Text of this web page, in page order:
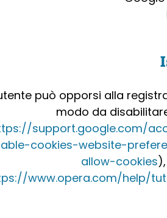
può opporsi alla
modo da
support.google.com/
cookies-website-
allow-cookies
www.opera.com/help/